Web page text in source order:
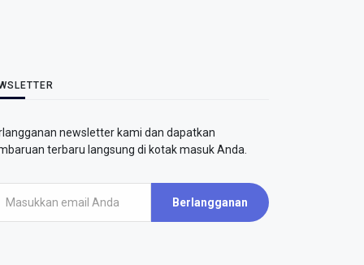
newsletter kami dan dapatkan
terbaru langsung di kotak masuk Anda.
Berlangganan